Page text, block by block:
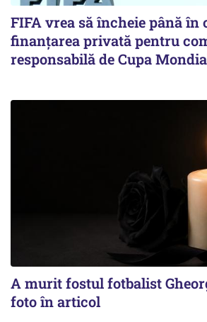
FIFA vrea să încheie până în
finanțarea privată pentru
responsabilă de Cupa
A murit fostul fotbalist
foto în articol